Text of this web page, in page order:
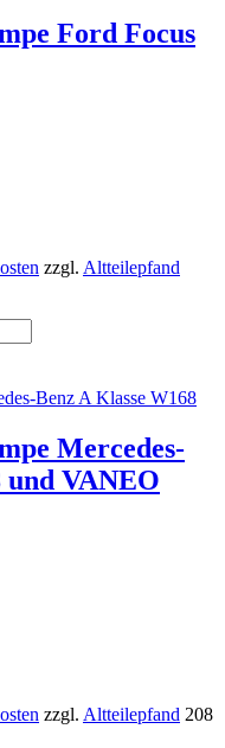
Ford Focus
zzgl. Altteilepfand
Mercedes-
und VANEO
zzgl. Altteilepfand 208